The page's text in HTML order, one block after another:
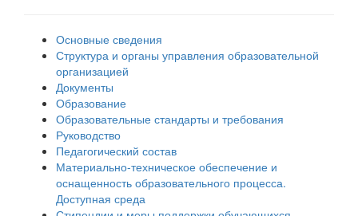
Основные сведения
Структура и органы управления образовательной
организацией
Документы
Образование
Образовательные стандарты и требования
Руководство
Педагогический состав
Материально-техническое обеспечение и
оснащенность образовательного процесса.
Доступная среда